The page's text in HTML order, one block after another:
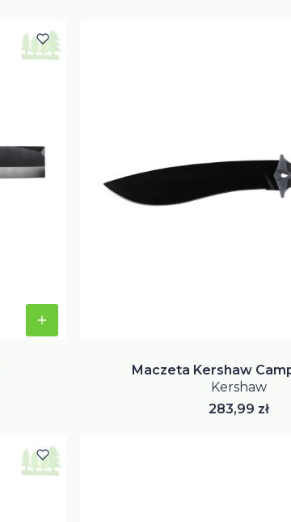
Maczeta Kershaw
Kershaw
Cena
283,99 zł